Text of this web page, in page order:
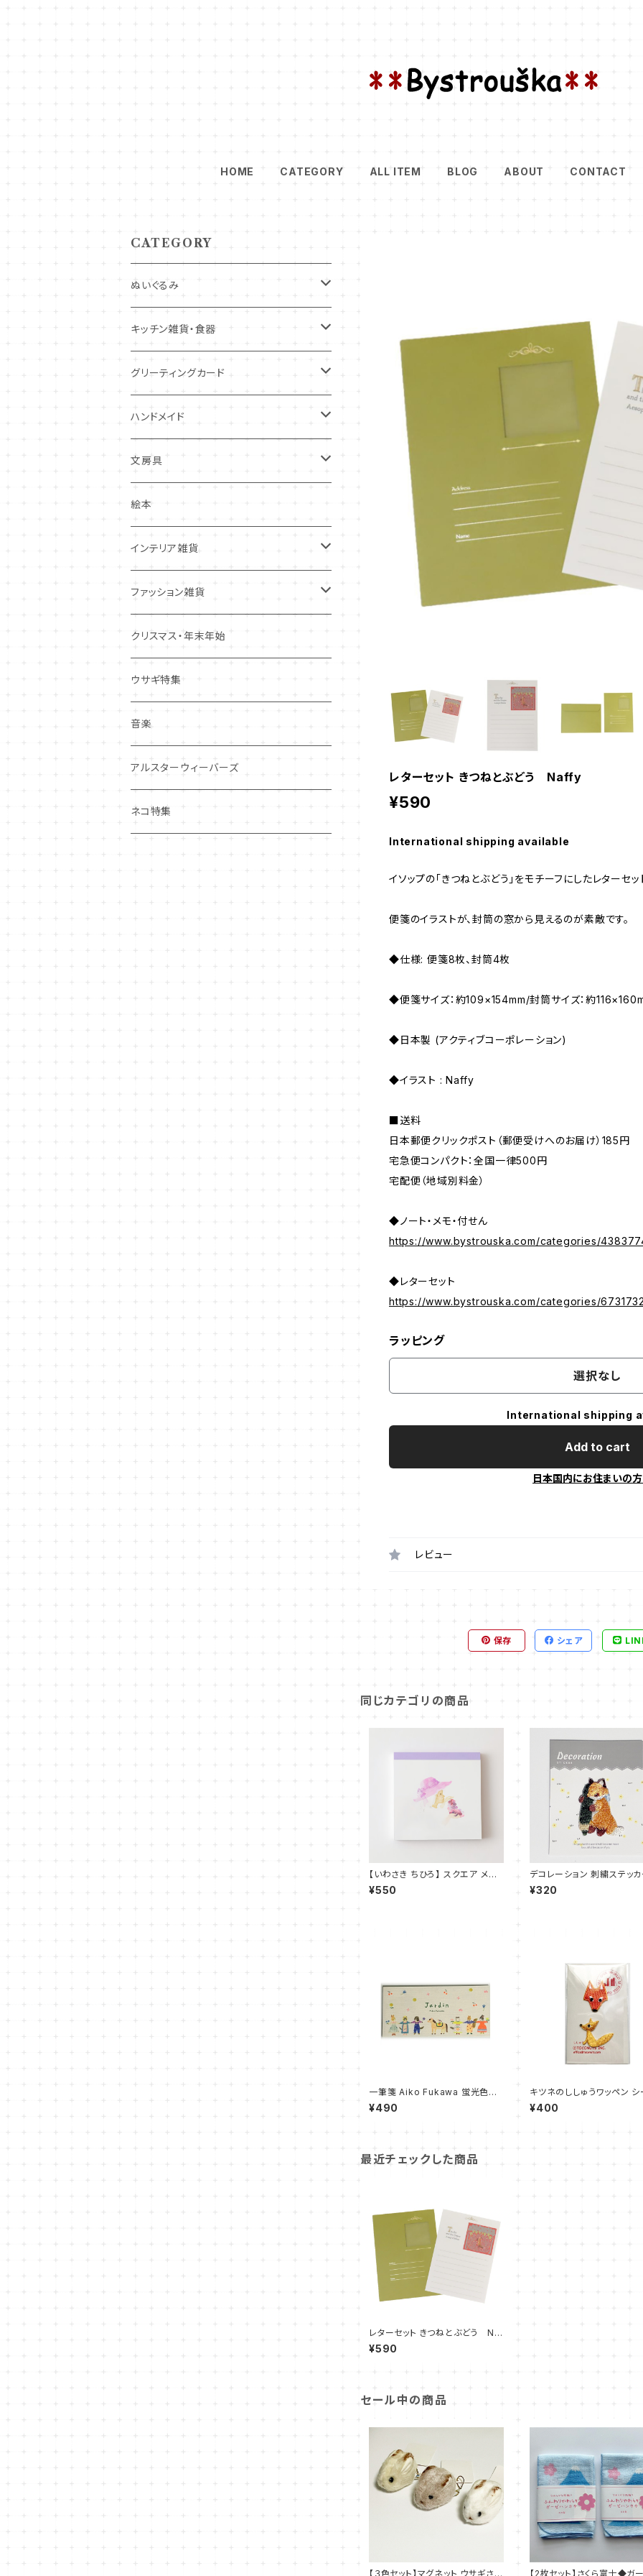
HOME CATEGORY ALL ITEM BLOG ABOUT CONTACT
レターセット きつねとぶどう Naffy
¥590
International shipping available
イソップの「きつねとぶどう」をモチーフにしたレターセッ
便箋のイラストが、封筒の窓から見えるのが素敵です。
◆仕様: 便箋8枚、封筒4枚
◆便箋サイズ：約109×154mm/封筒サイズ：約
◆日本製 (アクティブコーポレーション)
◆イラスト : Naffy
■送料
日本郵便クリックポスト（郵便受けへのお届け）185円
宅急便コンパクト：全国一律500円
宅配便（地域別料金）
◆ノート・メモ・付せん
https://www.bystrouska.com/categories/
◆レターセット
https://www.bystrouska.com/categories/
ラッピング
選択なし
International shipping
Add to cart
日本国内にお住まいの
レビュー
保存 シェア
同じカテゴリの商品
【いわさき ちひろ】 スクエア メモ
パッド
¥550
デコレーション 刺繍ステッ
ツネ 鉛筆
¥320
一筆箋 Aiko Fukawa 蛍光色使
用 Jardin 美濃和紙
¥490
キツネのししゅうワッペン
刺繍
¥400
最近チェックした商品
レターセット きつねとぶどう Na
ffy
¥590
セール中の商品
【３色セット】マグネット ウサギさん 【2枚セット】さくら富士◆ガ
CATEGORY
ぬいぐるみ
キツネ
犬
その他
キッチン雑貨・食器
コースター・布製品
食器
その他
グリーティングカード
バースデーカード
多目的カード
クリスマス・冬の季節
ポストカード
ハンドメイド
ニードルフエルト
ワッペン
抜型、シリコンモールド
その他
文房具
ノート・メモ・付箋
レターセット
マステ・ステッカー等
しおり・ブックマーク
その他
絵本
インテリア雑貨
置物
布製品・ドイリー
マグネット
その他
ファッション雑貨
キーホルダー・バッグチャーム
アクセサリー
ポーチ・バッグ
ギフトバッグ・巾着
ハンカチ・手拭い
その他
クリスマス・年末年始
ウサギ特集
音楽
アルスターウィーバーズ
ネコ特集